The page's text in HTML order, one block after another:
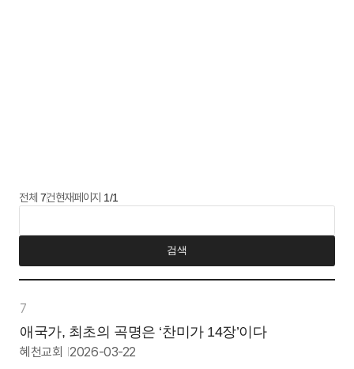
게시판
전체 7건현재페이지 1/1
검색
게시판
테이블입니다.
번호,
카테고리,
7
애국가, 최초의 곡명은 ‘찬미가 14장’이다
혜천교회 2026-03-22